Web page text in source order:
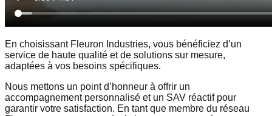
En choisissantFleuron Industries, vous bénéficiez d’un
service de haute qualité et de solutions sur mesure,
adaptées à vos besoins spécifiques.
Nous mettons un point d’honneur à offrir un
accompagnement personnalisé et un SAV réactifpour
garantir votre satisfaction. En tant que membre du réseau